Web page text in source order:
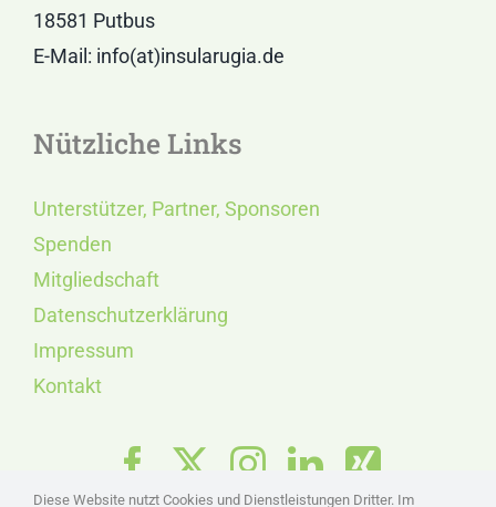
18581 Putbus
E-Mail: info(at)insularugia.de
Nützliche Links
Unterstützer, Partner, Sponsoren
Spenden
Mitgliedschaft
Datenschutzerklärung
Impressum
Kontakt
Diese Website nutzt Cookies und Dienstleistungen Dritter. Im